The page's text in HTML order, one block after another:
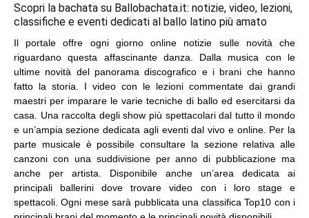
Scopri la bachata su Ballobachata.it: notizie, video, lezioni,
classifiche e eventi dedicati al ballo latino più amato
Il portale offre ogni giorno online notizie sulle novità che
riguardano questa affascinante danza. Dalla musica con le
ultime novità del panorama discografico e i brani che hanno
fatto la storia. I video con le lezioni commentate dai grandi
maestri per imparare le varie tecniche di ballo ed esercitarsi da
casa. Una raccolta degli show più spettacolari dal tutto il mondo
e un’ampia sezione dedicata agli eventi dal vivo e online. Per la
parte musicale è possibile consultare la sezione relativa alle
canzoni con una suddivisione per anno di pubblicazione ma
anche per artista. Disponibile anche un’area dedicata ai
principali ballerini dove trovare video con i loro stage e
spettacoli. Ogni mese sarà pubblicata una classifica Top10 con i